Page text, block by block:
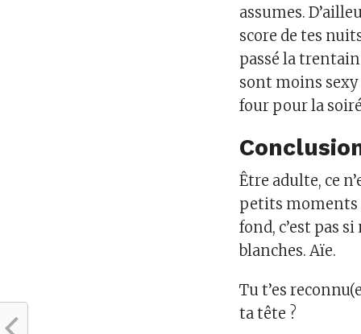
assumes.
score de tes
passé la
sont moins sexy
four pour la
Être adulte, ce
petits moments
fond, c’est pas
blanches. Aïe.
Tu t’es
ta tête ?